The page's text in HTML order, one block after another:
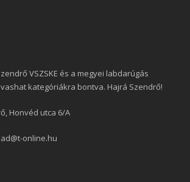
VSZSKE és a megyei labdarúgás
kategóriákra bontva. Hajrá Szendrő!
Honvéd utca 6/A
online.hu